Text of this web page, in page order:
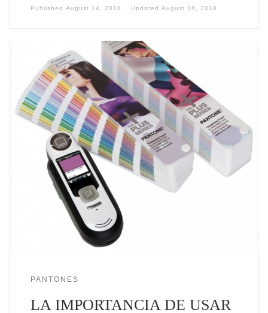
Published August 14, 2018 Updated August 18, 2018
PANTONES
LA IMPORTANCIA DE USAR